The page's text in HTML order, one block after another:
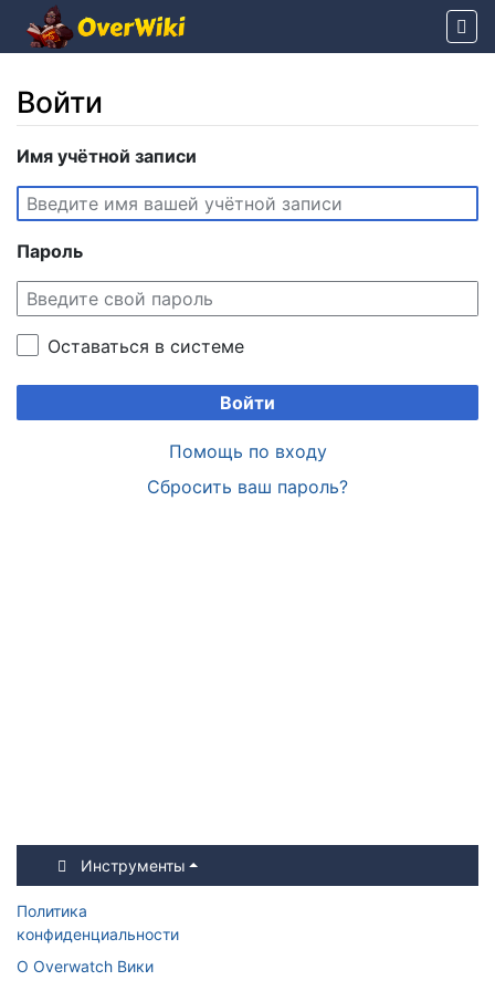
Войти
Перейти к:навигация
Имя учётной записи
Пароль
Оставаться в системе
Войти
Помощь по входу
Сбросить ваш пароль?
Инструменты
Политика
конфиденциальности
О Overwatch Вики